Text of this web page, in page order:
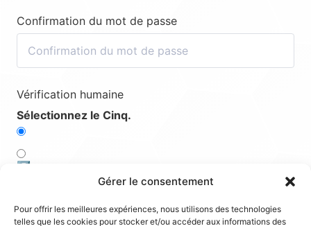
Gérer le consentement
Pour offrir les meilleures expériences, nous utilisons des technologies
telles que les cookies pour stocker et/ou accéder aux informations des
Confirmation du mot de passe
Vérification humaine
Sélectionnez le Cinq.
5️⃣